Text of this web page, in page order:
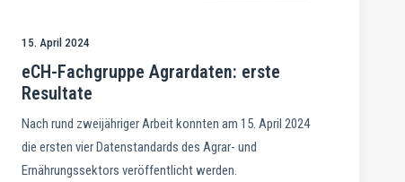
15. April 2024
eCH-Fachgruppe Agrardaten: erste
Resultate
Nach rund zweijähriger Arbeit konnten am 15. April 2024
die ersten vier Datenstandards des Agrar- und
Ernährungssektors veröffentlicht werden.